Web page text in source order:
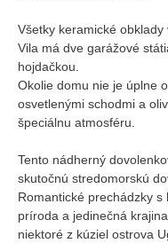
Všetky keramické
Vila má dve garážové
hojdačkou.
Okolie domu nie je úplne
osvetlenými schodmi a
špeciálnu atmosféru.
Tento nádherný
skutočnú stredomorskú
Romantické prechádzky
príroda a jedinečná
niektoré z kúziel ostrova